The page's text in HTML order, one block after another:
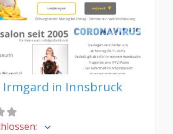
Irmgard in Innsbruck
: